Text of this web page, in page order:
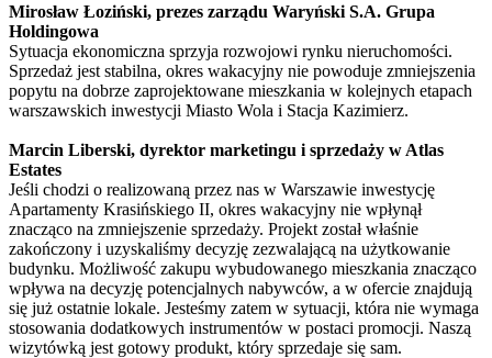
Mirosław Łoziński, prezes zarządu Waryński S.A. Grupa
Holdingowa
Sytuacja ekonomiczna sprzyja rozwojowi rynku nieruchomości.
Sprzedaż jest stabilna, okres wakacyjny nie powoduje zmniejszenia
popytu na dobrze zaprojektowane mieszkania w kolejnych etapach
warszawskich inwestycji Miasto Wola i Stacja Kazimierz.
Marcin Liberski, dyrektor marketingu i sprzedaży w Atlas
Estates
Jeśli chodzi o realizowaną przez nas w Warszawie inwestycję
Apartamenty Krasińskiego II, okres wakacyjny nie wpłynął
znacząco na zmniejszenie sprzedaży. Projekt został właśnie
zakończony i uzyskaliśmy decyzję zezwalającą na użytkowanie
budynku. Możliwość zakupu wybudowanego mieszkania znacząco
wpływa na decyzję potencjalnych nabywców, a w ofercie znajdują
się już ostatnie lokale. Jesteśmy zatem w sytuacji, która nie wymaga
stosowania dodatkowych instrumentów w postaci promocji. Naszą
wizytówką jest gotowy produkt, który sprzedaje się sam.